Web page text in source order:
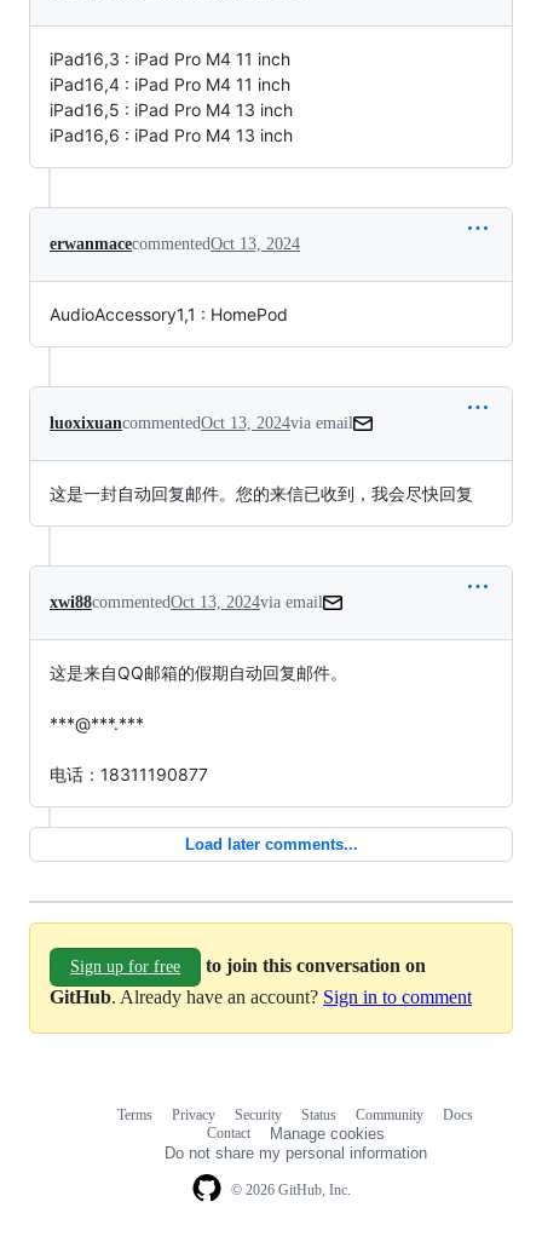
iPad16,3 : iPad Pro M4 11 inch
iPad16,4 : iPad Pro M4 11 inch
iPad16,5 : iPad Pro M4 13 inch
iPad16,6 : iPad Pro M4 13 inch
erwanmacecommentedOct 13, 2024
AudioAccessory1,1 : HomePod
luoxixuancommentedOct 13, 2024via email
这是一封自动回复邮件。您的来信已收到，我会尽快回复
xwi88commentedOct 13, 2024via email
这是来自QQ邮箱的假期自动回复邮件。
***@***.***
电话：18311190877
Load later comments...
Sign up for free
to join this conversation on
GitHub. Already have an account? Sign in to comment
© 2026 GitHub, Inc.
Terms Privacy Security Status Community
Docs
Contact
Manage cookies
Do not share my personal information